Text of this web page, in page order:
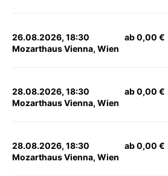
26.08.2026, 18:30
Mozarthaus Vienna, Wien
ab 0,00 €
28.08.2026, 18:30
Mozarthaus Vienna, Wien
ab 0,00 €
28.08.2026, 18:30
Mozarthaus Vienna, Wien
ab 0,00 €